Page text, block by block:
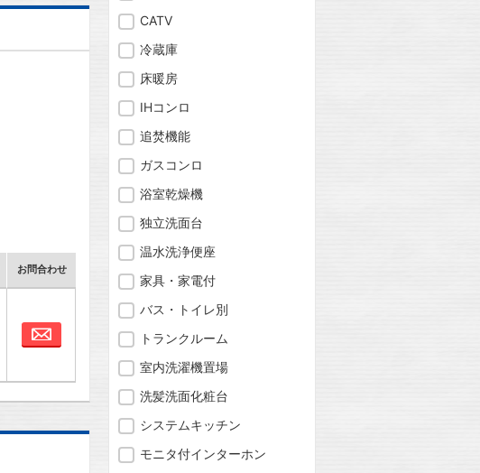
お問合わせ
お問合わせ
CATV
冷蔵庫
床暖房
IHコンロ
追焚機能
ガスコンロ
浴室乾燥機
独立洗面台
温水洗浄便座
家具・家電付
バス・トイレ別
トランクルーム
室内洗濯機置場
洗髪洗面化粧台
システムキッチン
モニタ付インターホン